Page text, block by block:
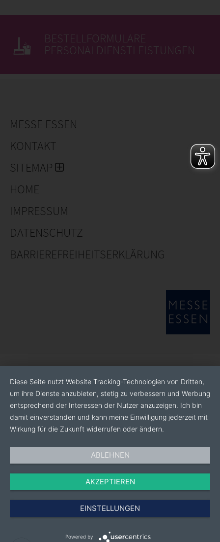
BESTELLFORMULARE
PERSONALDIENSTLEISTUNGEN
MESSE ESSEN
KONTAKT
SITEMAP
HOME
IMPRESSUM
DATENSCHUTZ
BARRIEREFREIHEITSERKLÄRUNG
Diese Seite nutzt Website Tracking-Technologien von Dritten,
um ihre Dienste anzubieten, stetig zu verbessern und Werbung
entsprechend der Interessen der Nutzer anzuzeigen. Ich bin
damit einverstanden und kann meine Einwilligung jederzeit mit
Wirkung für die Zukunft widerrufen oder ändern.
ABLEHNEN
AKZEPTIEREN
EINSTELLUNGEN
Powered by